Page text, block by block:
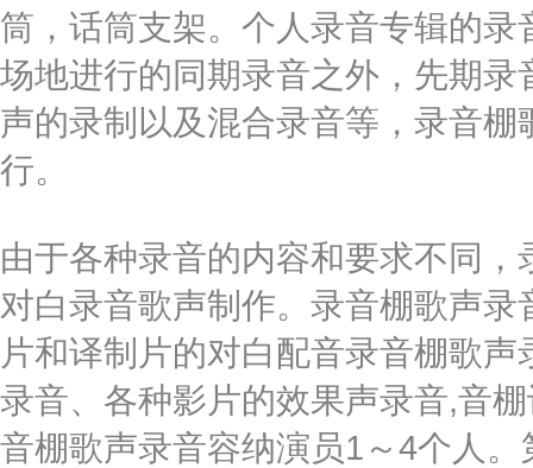
筒，话筒支架。个人录音专辑的
场地进行的同期录音之外，先期
声的录制以及混合录音等，录音
行。
由于各种录音的内容和要求不同
对白录音歌声制作。录音棚歌声
片和译制片的对白配音录音棚歌
录音、各种影片的效果声录音,音
音棚歌声录音容纳演员1～4个人